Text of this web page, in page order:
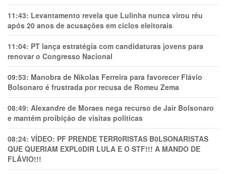
11:43: Levantamento revela que Lulinha nunca virou réu
após 20 anos de acusações em ciclos eleitorais
11:04: PT lança estratégia com candidaturas jovens para
renovar o Congresso Nacional
09:53: Manobra de Nikolas Ferreira para favorecer Flávio
Bolsonaro é frustrada por recusa de Romeu Zema
08:49: Alexandre de Moraes nega recurso de Jair Bolsonaro
e mantém proibição de visitas políticas
08:24: VÍDEO: PF PRENDE TERR0RlSTAS B0LSONARlSTAS
QUE QUERIAM EXPL0DlR LULA E O STF!!! A MANDO DE
FLÁVIO!!!